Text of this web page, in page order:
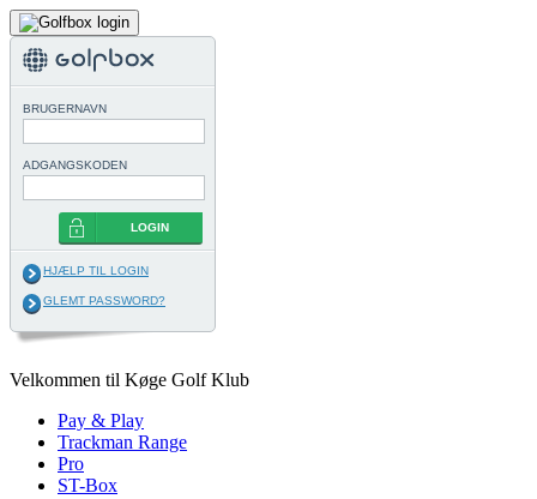
BRUGERNAVN
ADGANGSKODEN
LOGIN
HJÆLP TIL LOGIN
GLEMT PASSWORD?
Velkommen til Køge Golf Klub
Pay & Play
Trackman Range
Pro
ST-Box